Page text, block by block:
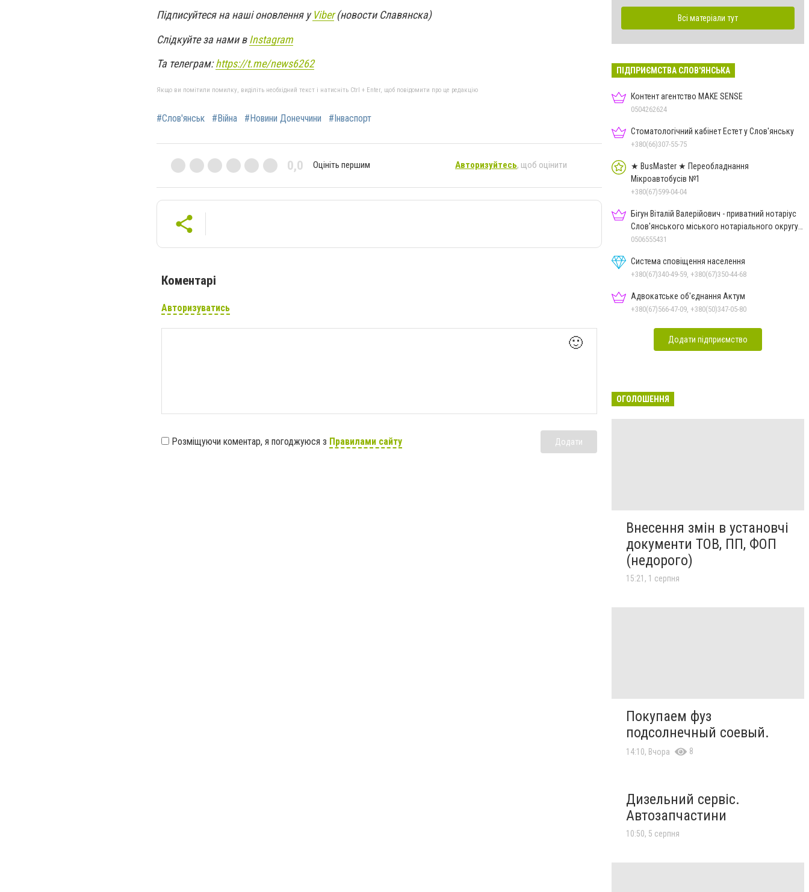
Підписуйтеся на наші оновлення уViber(новости Славянска)
Слідкуйте за нами вInstagram
Та телеграм:https://t.me/news6262
Якщо ви помітили помилку, виділіть необхідний текст і натисніть Ctrl + Enter, щоб повідомити про це редакцію
#Слов'янськ #Війна #Новини Донеччини #Інваспорт
0,0 Оцініть першим Авторизуйтесь, щоб оцінити
Коментарі
Авторизуватись
🙂
Розміщуючи коментар, я погоджуюся з Правилами сайту Додати
Всі матеріали тут
ПІДПРИЄМСТВА СЛОВ'ЯНСЬКА
Контент агентство MAKE SENSE
0504262624
Стоматологічний кабінет Естет у Слов'янську
+380(66)307-55-75
★ BusMaster ★ Переобладнання
Мікроавтобусів №1
+380(67)599-04-04
Бігун Віталій Валерійович - приватний нотаріус
Слов'янського міського нотаріального округу
Дон.обл.
0506555431
Система сповіщення населення
+380(67)340-49-59, +380(67)350-44-68
Адвокатське об'єднання Актум
+380(67)566-47-09, +380(50)347-05-80
Додати підприємство
ОГОЛОШЕННЯ
Внесення змін в установчі
документи ТОВ, ПП, ФОП
(недорого)
15:21, 1 серпня
Покупаем фуз
подсолнечный соевый.
14:10, Вчора 8
Дизельний сервіс.
Автозапчастини
10:50, 5 серпня